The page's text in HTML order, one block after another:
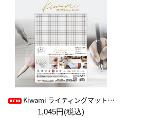
Kiwami ライティングマット下敷 HAKU白薄【A4+方眼】
1,045円(税込)